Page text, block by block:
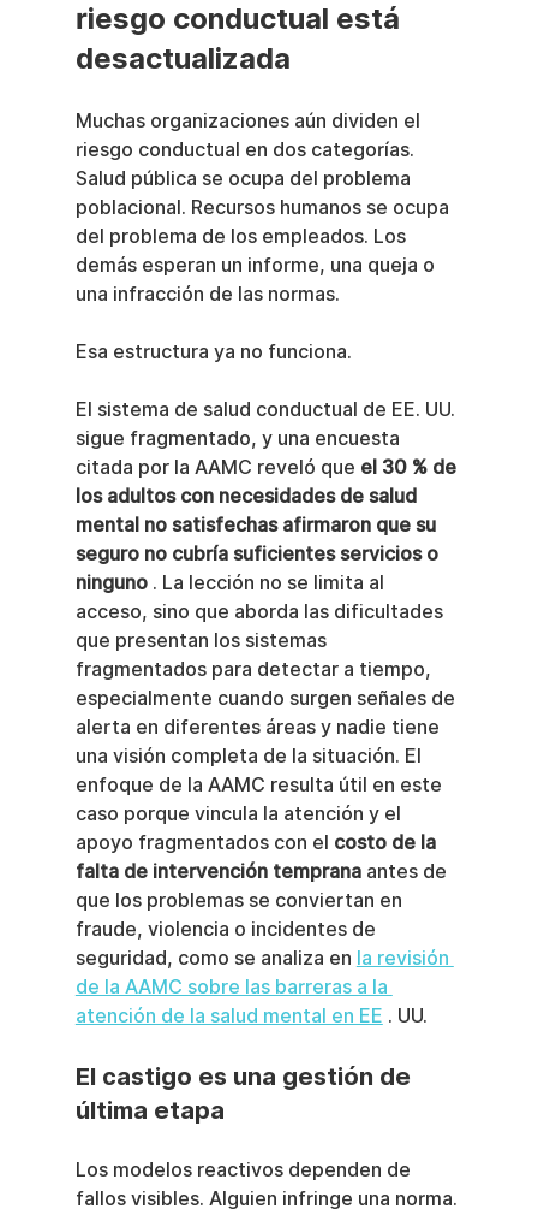
riesgo conductual está
desactualizada
Muchas organizaciones aún dividen el
riesgo conductual en dos categorías.
Salud pública se ocupa del problema
poblacional. Recursos humanos se ocupa
del problema de los empleados. Los
demás esperan un informe, una queja o
una infracción de las normas.
Esa estructura ya no funciona.
El sistema de salud conductual de EE. UU.
sigue fragmentado, y una encuesta
citada por la AAMC reveló que el 30 % de
los adultos con necesidades de salud
mental no satisfechas afirmaron que su
seguro no cubría suficientes servicios o
ninguno . La lección no se limita al
acceso, sino que aborda las dificultades
que presentan los sistemas
fragmentados para detectar a tiempo,
especialmente cuando surgen señales de
alerta en diferentes áreas y nadie tiene
una visión completa de la situación. El
enfoque de la AAMC resulta útil en este
caso porque vincula la atención y el
apoyo fragmentados con el costo de la
falta de intervención temprana antes de
que los problemas se conviertan en
fraude, violencia o incidentes de
seguridad, como se analiza en la revisión
de la AAMC sobre las barreras a la
atención de la salud mental en EE . UU.
El castigo es una gestión de
última etapa
Los modelos reactivos dependen de
fallos visibles. Alguien infringe una norma.